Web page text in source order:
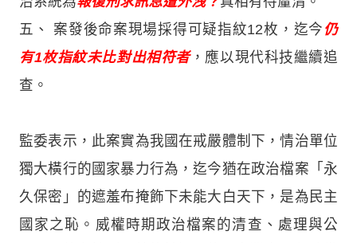
五、 案發後命案現場採得可疑指紋12枚，迄今 仍
有1枚指紋未比對出相符者，應以現代科技繼續追
查。
監委表示，此案實為我國在戒嚴體制下，情治單位
獨大橫行的國家暴力行為，迄今猶在政治檔案「永
久保密」的遮羞布掩飾下未能大白天下，是為民主
國家之恥。威權時期政治檔案的清查、處理與公